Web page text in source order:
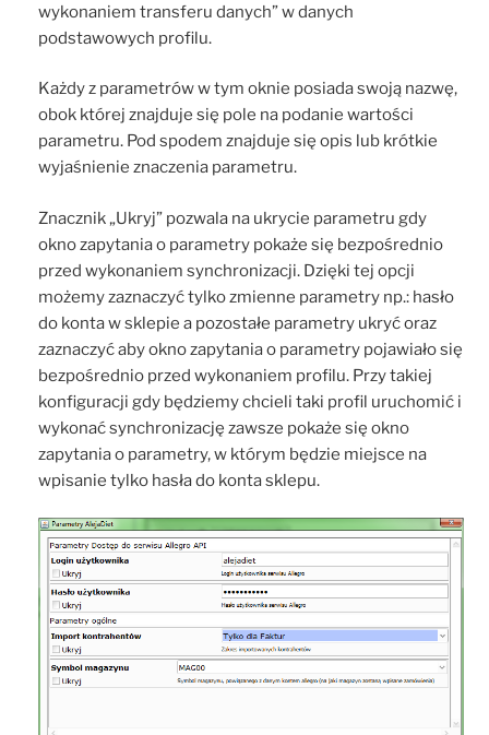
wykonaniem transferu danych” w danych
podstawowych profilu.
Każdy z parametrów w tym oknie posiada swoją nazwę,
obok której znajduje się pole na podanie wartości
parametru. Pod spodem znajduje się opis lub krótkie
wyjaśnienie znaczenia parametru.
Znacznik „Ukryj” pozwala na ukrycie parametru gdy
okno zapytania o parametry pokaże się bezpośrednio
przed wykonaniem synchronizacji. Dzięki tej opcji
możemy zaznaczyć tylko zmienne parametry np.: hasło
do konta w sklepie a pozostałe parametry ukryć oraz
zaznaczyć aby okno zapytania o parametry pojawiało się
bezpośrednio przed wykonaniem profilu. Przy takiej
konfiguracji gdy będziemy chcieli taki profil uruchomić i
wykonać synchronizację zawsze pokaże się okno
zapytania o parametry, w którym będzie miejsce na
wpisanie tylko hasła do konta sklepu.